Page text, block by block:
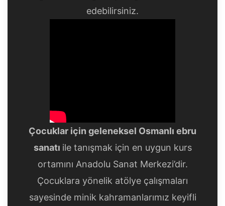
edebilirsiniz.
Çocuklar için geleneksel Osmanlı ebru
sanatı ile tanışmak için en uygun kurs
ortamını Anadolu Sanat Merkezi’dir.
Çocuklara yönelik atölye çalışmaları
sayesinde minik kahramanlarımız keyifli